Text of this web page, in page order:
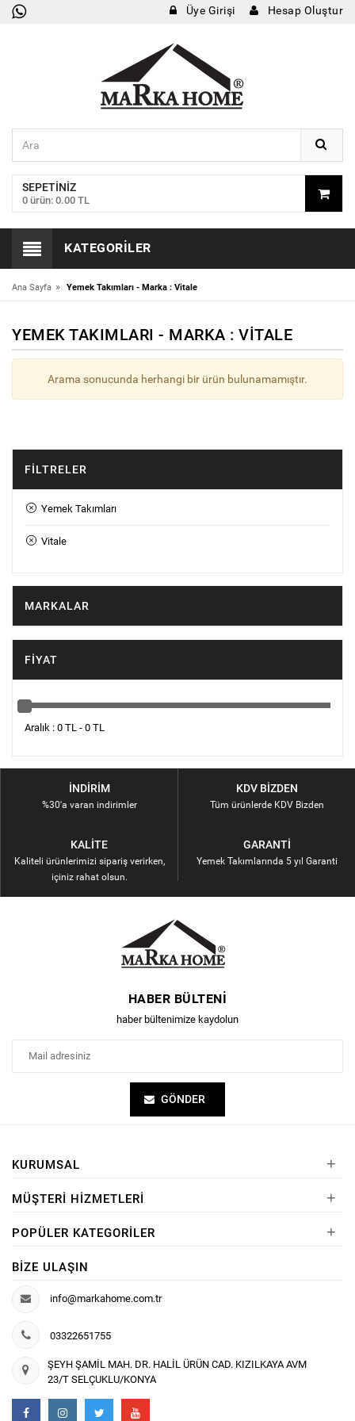
Üye Girişi Hesap Oluştur
SEPETINIZ
0 ürün: 0.00 TL
KATEGORILER
Ana Sayfa » Yemek Takımları - Marka : Vitale
YEMEK TAKIMLARI - MARKA : VITALE
Arama sonucunda herhangi bir ürün bulunamamıştır.
FILTRELER
Yemek Takımları
Vitale
MARKALAR
FIYAT
Aralık : 0 TL - 0 TL
İNDIRIM
%30'a varan indirimler
KDV BIZDEN
Tüm ürünlerde KDV Bizden
KALITE
Kaliteli ürünlerimizi sipariş verirken,
içiniz rahat olsun.
GARANTI
Yemek Takımlarında 5 yıl Garanti
HABER BÜLTENI
haber bültenimize kaydolun
GÖNDER
KURUMSAL +
MÜŞTERI HIZMETLERI +
POPÜLER KATEGORILER +
BIZE ULAŞIN
info@markahome.com.tr
03322651755
ŞEYH ŞAMİL MAH. DR. HALİL ÜRÜN CAD. KIZILKAYA AVM
23/T SELÇUKLU/KONYA